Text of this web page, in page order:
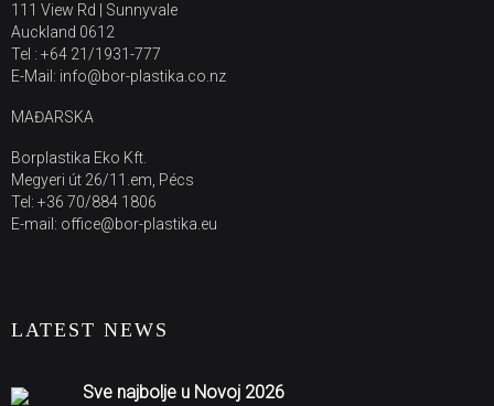
111 View Rd | Sunnyvale
Auckland 0612
Tel : +64 21/1931-777
E-Mail: info@bor-plastika.co.nz
MAĐARSKA
Borplastika Eko Kft.
Megyeri út 26/11.em, Pécs
Tel: +36 70/884 1806
E-mail: office@bor-plastika.eu
LATEST NEWS
Sve najbolje u Novoj 2026